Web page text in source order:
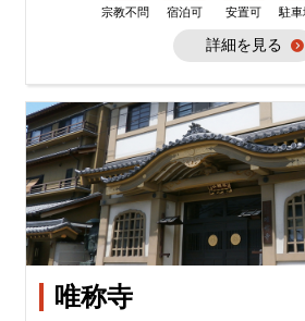
宗教不問 宿泊可 安置可 駐
詳細を見る
唯称寺